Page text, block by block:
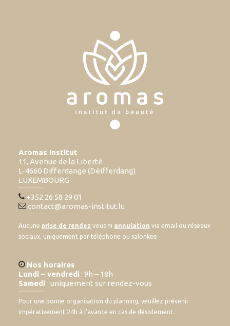
Aromas Institut
11, Avenue de la Liberté
L-4660 Differdange (Déifferdang)
LUXEMBOURG
+352 26 58 29 01
contact@aromas-institut.lu
Aucune prise de rendez vous ni annulation via email ou réseaux
sociaux, uniquement par téléphone ou salonkee
Nos horaires
Lundi – vendredi : 9h – 18h
Samedi : uniquement sur rendez-vous
Pour une bonne organisation du planning, veuillez prévenir
impérativement 24h à l’avance en cas de désistement.